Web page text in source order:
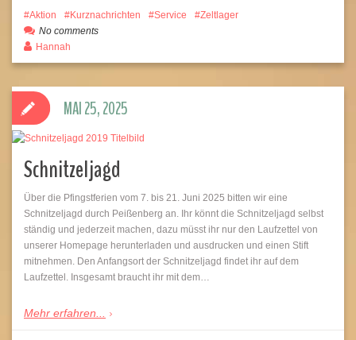
Aktion Kurznachrichten Service
Zeltlager
No comments
Hannah
Schnitzeljagd
Über die Pfingstferien vom 7. bis 21. Juni 2025 bitten wir eine
Schnitzeljagd durch Peißenberg an. Ihr könnt die Schnitzeljagd selbst
ständig und jederzeit machen, dazu müsst ihr nur den Laufzettel von
unserer Homepage herunterladen und ausdrucken und einen Stift
mitnehmen. Den Anfangsort der Schnitzeljagd findet ihr auf dem
Laufzettel. Insgesamt braucht ihr mit dem…
Mehr erfahren...
MAI 25, 2025